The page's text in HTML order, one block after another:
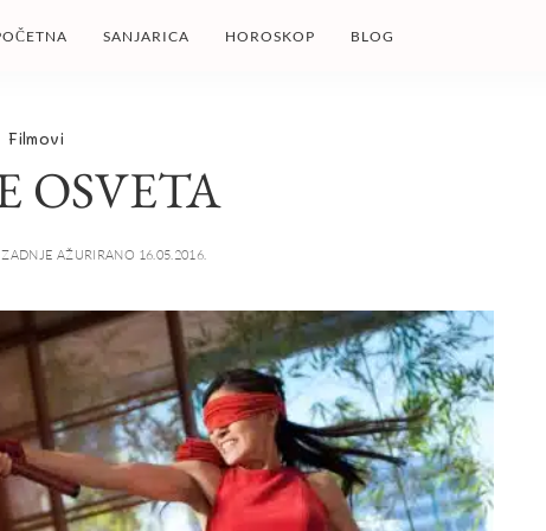
SANJARICA HOROSKOP BLOG
Filmovi
OSVETA
ZADNJE AŽURIRANO 16.05.2016.